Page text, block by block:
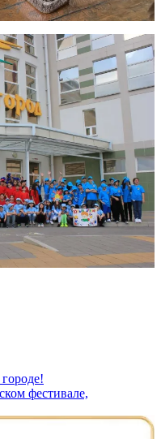
фестивале,